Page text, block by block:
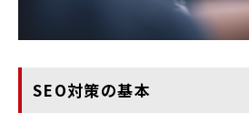
SEO対策の基本